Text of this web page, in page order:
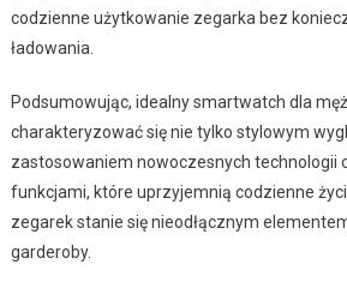
codzienne użytkowanie zegarka bez
ładowania.
Podsumowując, idealny smartwatch dla
charakteryzować się nie tylko stylowym
zastosowaniem nowoczesnych technologii
funkcjami, które uprzyjemnią codzienne
zegarek stanie się nieodłącznym
garderoby.